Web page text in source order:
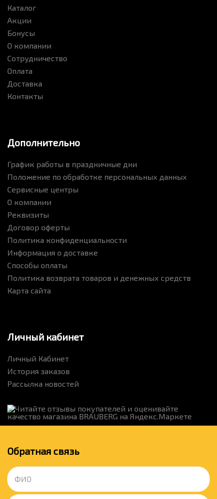
Каталог
Акции
Бонусы
О компании
Сотрудничество
Оплата
Доставка
Контакты
Дополнительно
График работы в праздничные дни
Положение по обработке персональных данных
Сервисные центры
О компании
Реквизиты
Договор оферты
Политика конфиденциальности
Информация о доставке
Способы оплаты
Политика возврата товаров и денежных средств
Карта сайта
Личный кабинет
Личный Кабинет
История заказов
Рассылка новостей
Обратная связь